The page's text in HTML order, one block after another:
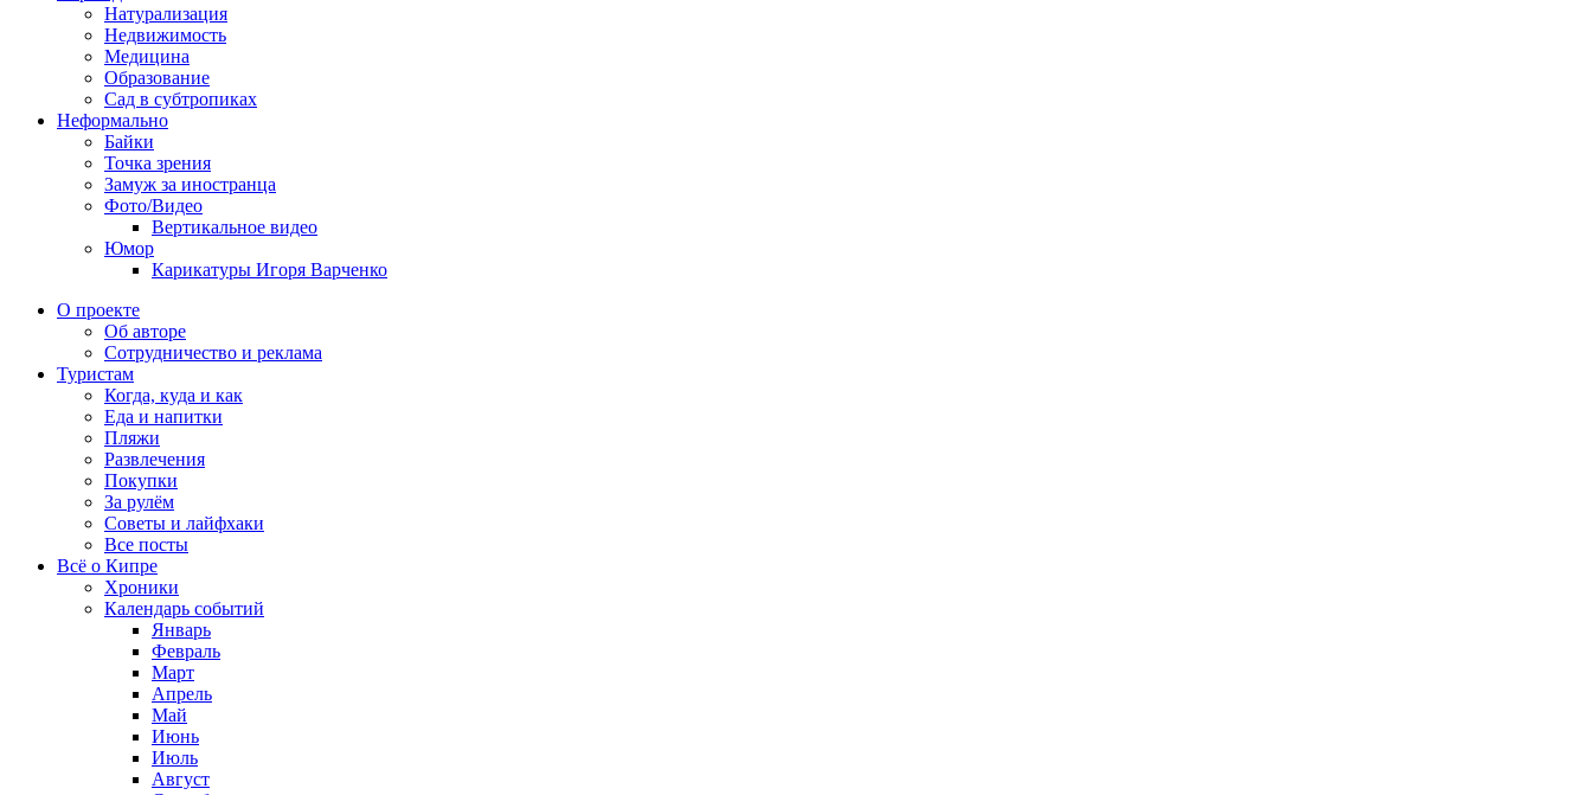
Натурализация
Недвижимость
Медицина
Образование
Сад в субтропиках
Неформально
Байки
Точка зрения
Замуж за иностранца
Фото/Видео
Вертикальное видео
Юмор
Карикатуры Игоря Варченко
О проекте
Об авторе
Сотрудничество и реклама
Туристам
Когда, куда и как
Еда и напитки
Пляжи
Развлечения
Покупки
За рулём
Советы и лайфхаки
Все посты
Всё о Кипре
Хроники
Календарь событий
Январь
Февраль
Март
Апрель
Май
Июнь
Июль
Август